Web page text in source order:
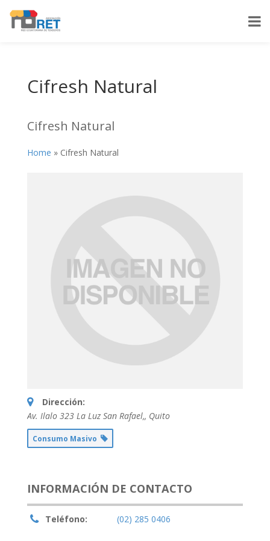
Cifresh Natural
Cifresh Natural
Home » Cifresh Natural
Dirección:
Av. Ilalo 323 La Luz San Rafael,, Quito
Consumo Masivo
INFORMACIÓN DE CONTACTO
Teléfono: (02) 285 0406